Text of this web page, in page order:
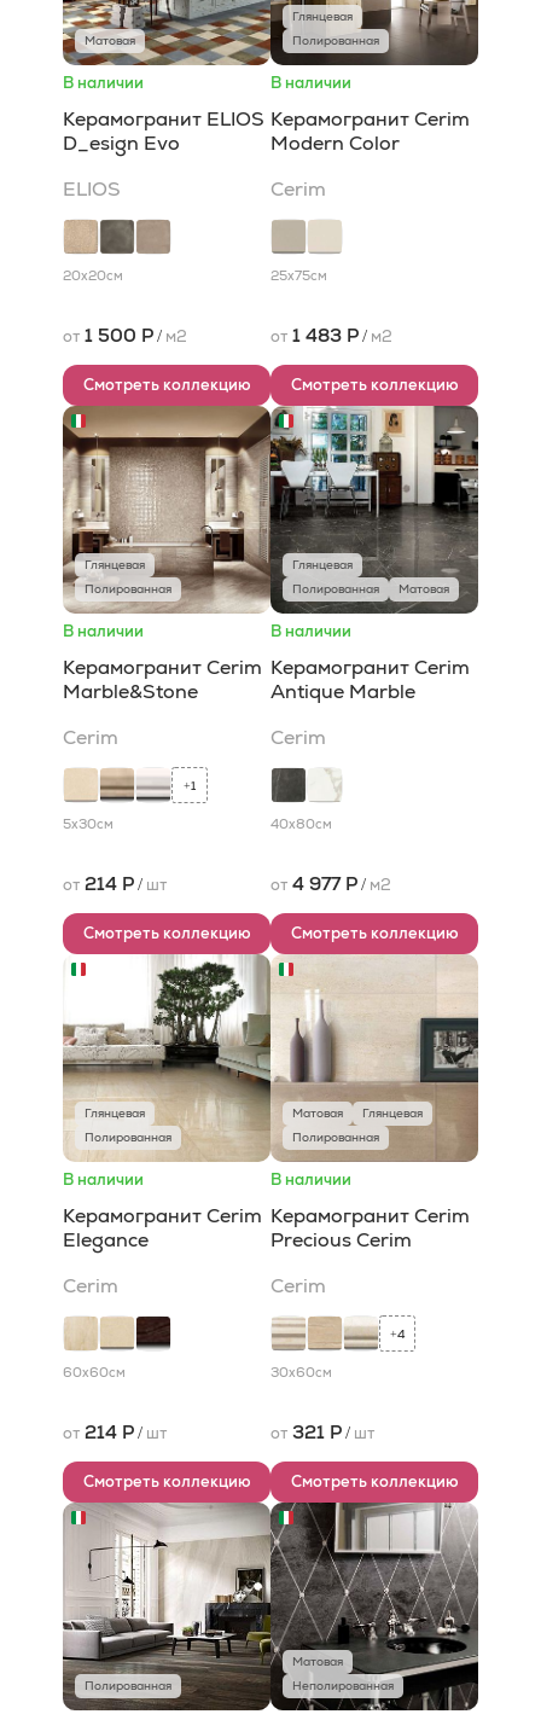
Матовая
В наличии
Керамогранит ELIOS
D_esign Evo
ELIOS
20x20см
от 1 500 Р/ м2
Смотреть коллекцию
Глянцевая
Полированная
В наличии
Керамогранит Cerim
Modern Color
Cerim
25x75см
от 1 483 Р/ м2
Смотреть коллекцию
Глянцевая
Полированная
В наличии
Керамогранит Cerim
Marble&Stone
Cerim
+1
5x30см
от 214 Р/ шт
Смотреть коллекцию
Глянцевая
Полированная
Матовая
В наличии
Керамогранит Cerim
Antique Marble
Cerim
40x80см
от 4 977 Р/ м2
Смотреть коллекцию
Глянцевая
Полированная
В наличии
Керамогранит Cerim
Elegance
Cerim
60x60см
от 214 Р/ шт
Смотреть коллекцию
Матовая
Глянцевая
Полированная
В наличии
Керамогранит Cerim
Precious Cerim
Cerim
+4
30x60см
от 321 Р/ шт
Смотреть коллекцию
Полированная
Матовая
Неполированная